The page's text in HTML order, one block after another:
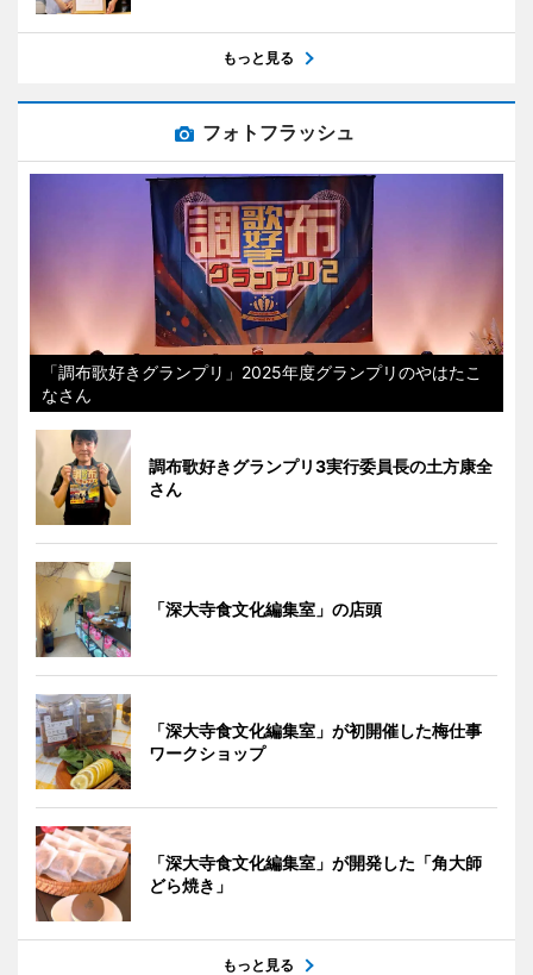
もっと見る
フォトフラッシュ
「調布歌好きグランプリ」2025年度グランプリのやはたこ
なさん
調布歌好きグランプリ3実行委員長の土方康全
さん
「深大寺食文化編集室」の店頭
「深大寺食文化編集室」が初開催した梅仕事
ワークショップ
「深大寺食文化編集室」が開発した「角大師
どら焼き」
もっと見る